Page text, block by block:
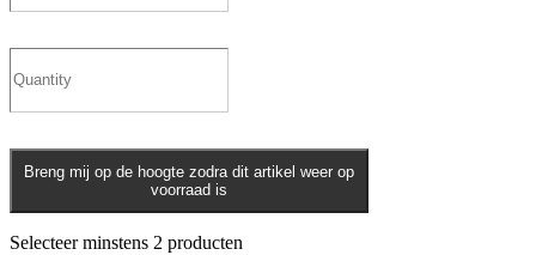
Breng mij op de hoogte zodra dit artikel weer op
voorraad is
Selecteer minstens 2 producten